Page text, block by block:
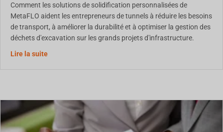
Comment les solutions de solidification personnalisées de
MetaFLO aident les entrepreneurs de tunnels à réduire les besoins
de transport, à améliorer la durabilité et à optimiser la gestion des
déchets d'excavation sur les grands projets d'infrastructure.
Lire la suiteGestion des déblais de tunnel : leçons